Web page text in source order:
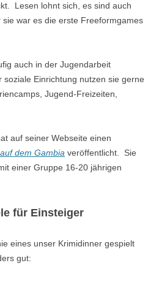
Lesen lohnt sich, es sind auch
war es die erste Freeformgames
auch in der Jugendarbeit
soziale Einrichtung nutzen sie gerne
Jugend-Freizeiten,
auf seiner Webseite einen
dem Gambia veröffentlicht. Sie
einer Gruppe 16-20 jährigen
für Einsteiger
eines unser Krimidinner gespielt
gut: